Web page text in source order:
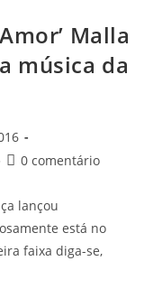
Malla
música da
0 comentário
lançou
está no
faixa diga-se,